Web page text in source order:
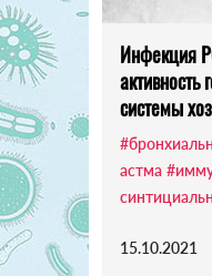
Инфекция
активность
системы
астма
15.10.2021